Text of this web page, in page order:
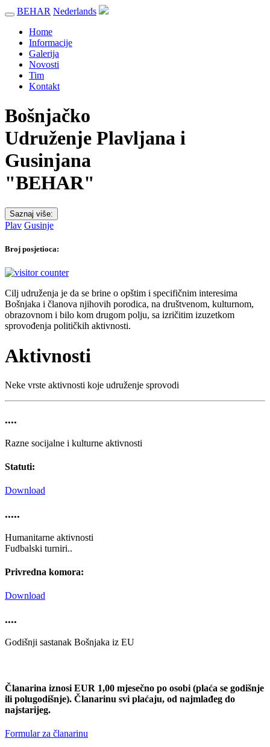
BEHAR Nederlands
Home
Informacije
Galerija
Novosti
Tim
Kontakt
Bošnjačko
Udruženje Plavljana i
Gusinjana
"BEHAR"
Saznaj više:
Plav Gusinje
Broj posjetioca:
Cilj udruženja je da se brine o opštim i specifičnim interesima
Bošnjaka i članova njihovih porodica, na društvenom, kulturnom,
obrazovnom i bilo kom drugom polju, sa izričitim izuzetkom
sprovođenja političkih aktivnosti.
Aktivnosti
Neke vrste aktivnosti koje udruženje sprovodi
....
Razne socijalne i kulturne aktivnosti
Statuti:
Download
.....
Humanitarne aktivnosti
Fudbalski turniri..
Privredna komora:
Download
....
Godišnji sastanak Bošnjaka iz EU
Članarina iznosi EUR 1,00 mjesečno po osobi (plaća se godišnje
ili polugodišnje). Članarinu svi plaćaju, od najmlađeg do
najstarijeg.
Formular za članarinu